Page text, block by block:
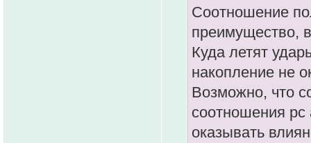
Соотношение
преимущество,
Куда летят
накопление не
Возможно, что
соотношения
оказывать